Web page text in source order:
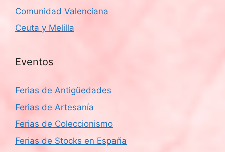
Comunidad Valenciana
Ceuta y Melilla
Eventos
Ferias de Antigüedades
Ferias de Artesanía
Ferias de Coleccionismo
Ferias de Stocks en España